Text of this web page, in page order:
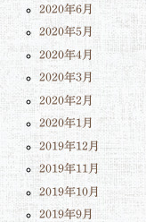
2020年6月
2020年5月
2020年4月
2020年3月
2020年2月
2020年1月
2019年12月
2019年11月
2019年10月
2019年9月